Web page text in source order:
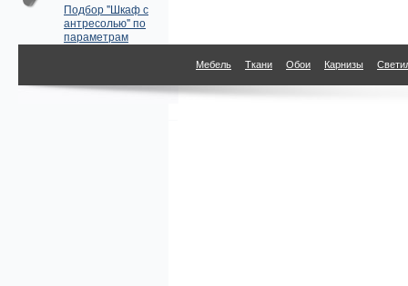
Подбор "Шкаф с
антресолью" по
параметрам
Мебель Ткани Обои Карнизы